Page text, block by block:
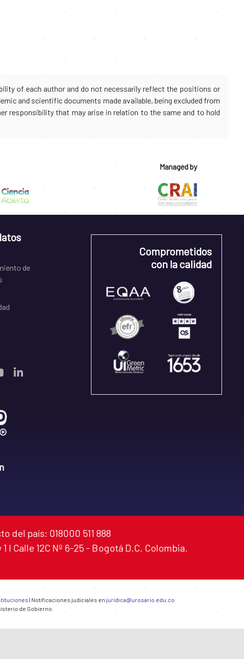
of each author and do not necessarily reflect the positions or
and scientific documents made available, being excluded from
responsibility that may arise in relation to the same and to hold
Managed by
de
Comprometidos
con la calidad
del país: 018000 511 888
I Calle 12C Nº 6-25 - Bogotá D.C. Colombia.
| Notificaciones judiciales en juridica@urosario.edu.co
de Gobierno.